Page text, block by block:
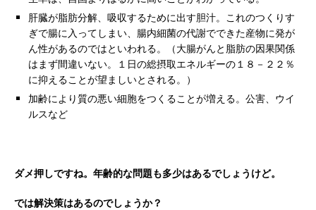
肝臓が脂肪分解、吸収するために出す胆汁。これのつくりす
ぎで腸に入ってしまい、腸内細菌の代謝でできた産物に発が
ん性があるのではといわれる。（大腸がんと脂肪の因果関係
はまず間違いない。１日の総摂取エネルギーの１８－２２％
に抑えることが望ましいとされる。）
加齢により質の悪い細胞をつくることが増える。公害、ウイ
ルスなど
ダメ押しですね。年齢的な問題も多少はあるでしょうけど。
では解決策はあるのでしょうか？